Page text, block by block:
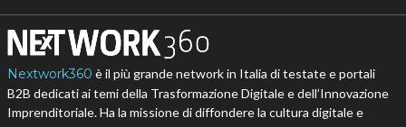
Nextwork360 è il più grande network in Italia di testate e portali
B2B dedicati ai temi della Trasformazione Digitale e dell’Innovazione
Imprenditoriale. Ha la missione di diffondere la cultura digitale e